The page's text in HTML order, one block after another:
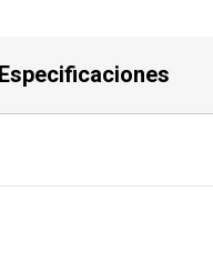
Especificaciones